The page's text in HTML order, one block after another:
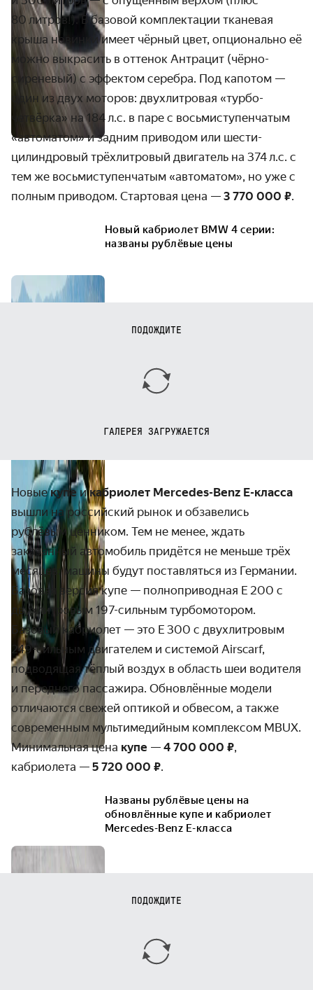
80 литров!). В базовой комп­лектации тканевая
крыша новинки имеет чёрный цвет, опционально её
можно выкрасить в оттенок Антрацит (чёрно-
сиреневый) с эффектом серебра. Под капотом —
один из двух моторов: двух­литровая «турбо­
четвёрка» на 184 л.с. в паре с восьми­ступен­­чатым
«автоматом» и задним приводом или шести­­
цилиндровый трёх­литровый двигатель на 374 л.с. с
тем же восьми­ступен­чатым «автоматом», но уже с
полным приводом. Стартовая цена — 3 770 000 ₽.
Новый кабриолет BMW 4 серии:
названы рублёвые цены
ПОДОЖДИТЕ
ГАЛЕРЕЯ ЗАГРУЖАЕТСЯ
Новыекупеикабриолет Mercedes-Benz E-класса
вышли на россий­ский рынок и обзавелись
рублёвым ценником. Тем не менее, ждать
заказанный автомобиль придётся не меньше трёх
месяцев: машины будут постав­ляться из Германии.
Базовая версия купе — полно­­приводная E 200 с
двух­­литровым 197-сильным турбо­­мотором.
Базовый кабриолет — это E 300 с двух­­литровым
249-сильным двигателем и системой Airscarf,
подводящая тёплый воздух в область шеи водителя
и переднего пассажира. Обнов­лённые модели
отличаются свежей оптикой и обвесом, а также
современным мульти­­медийным комплексом MBUX.
Минимальная цена купе — 4 700 000 ₽,
кабриолета — 5 720 000 ₽.
Названы рублёвые цены на
обновлённые купе и кабриолет
Mercedes-Benz E-класса
ПОДОЖДИТЕ